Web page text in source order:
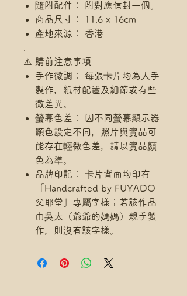
隨附配件： 附對應信封一個。
商品尺寸： 11.6 x 16cm
產地來源： 香港
⚠️ 購前注意事項
手作微調： 每張卡片均為人手
製作，紙材配置及細節或有些
微差異。
螢幕色差： 因不同螢幕顯示器
顯色設定不同，照片與實品可
能存在輕微色差，請以實品顏
色為準。
品牌印記： 卡片背面均印有
「Handcrafted by FUYADO
父耶堂」專屬字樣；若該作品
由吳太（爺爺的媽媽）親手製
作，則沒有該字樣。